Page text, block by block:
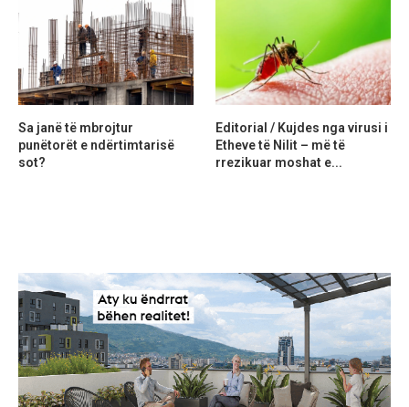
Sa janë të mbrojtur
punëtorët e ndërtimtarisë
sot?
Editorial / Kujdes nga virusi i
Etheve të Nilit – më të
rrezikuar moshat e...